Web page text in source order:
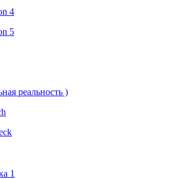
4
5
реальность )
1